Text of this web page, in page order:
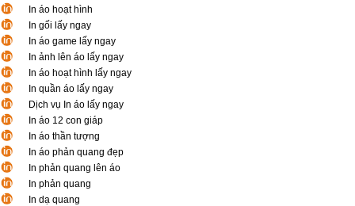
In áo hoạt hình
In gối lấy ngay
In áo game lấy ngay
In ảnh lên áo lấy ngay
In áo hoạt hình lấy ngay
In quần áo lấy ngay
Dịch vụ In áo lấy ngay
In áo 12 con giáp
In áo thần tượng
In áo phản quang đẹp
In phản quang lên áo
In phản quang
In dạ quang